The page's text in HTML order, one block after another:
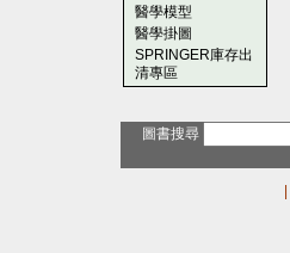
醫學模型
醫學掛圖
SPRINGER庫存出
清專區
圖書搜尋